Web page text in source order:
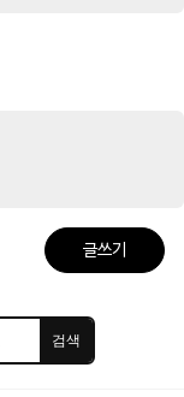
글쓰기
검색